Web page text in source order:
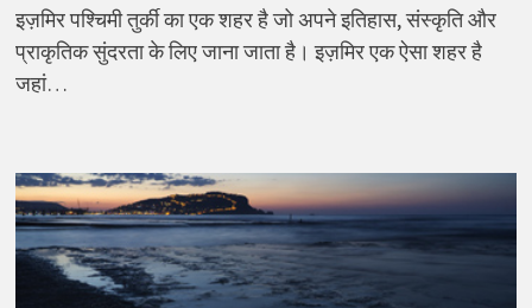
इज़मिर पश्चिमी तुर्की का एक शहर है जो अपने इतिहास, संस्कृति और
प्राकृतिक सुंदरता के लिए जाना जाता है। इज़मिर एक ऐसा शहर है
जहां…